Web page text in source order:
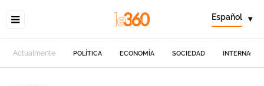
Español ▾
Actualmente POLÍTICA ECONOMÍA SOCIEDAD